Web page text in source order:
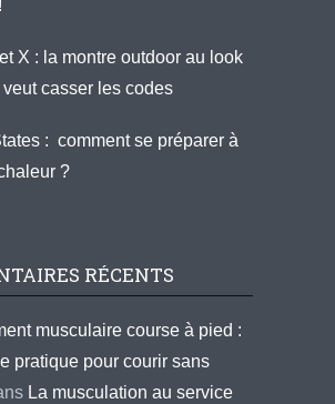
X : la montre outdoor au look
casser les codes
: comment se préparer à
?
RÉCENTS
musculaire course à pied :
pratique pour courir sans
La musculation au service